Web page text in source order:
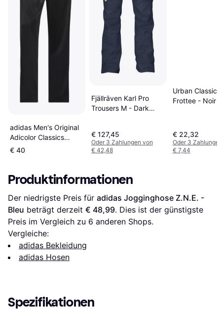
adidas Men's Original
Adicolor Classics
Firebird Track Pants -
€ 40
Fjällräven Karl Pro
Trousers M - Dark
€ 127,45
Oder 3 Zahlungen von
€ 42,48
Urban
Frottee - Noir
€ 22,32
Oder 3
€ 7,44
Produktinformationen
Der niedrigste Preis für adidas Jogginghose Z.N.E. -
Bleu beträgt derzeit € 48,99. Dies ist der günstigste
Preis im Vergleich zu 6 anderen Shops.
Vergleiche:
adidas Bekleidung
adidas Hosen
Spezifikationen